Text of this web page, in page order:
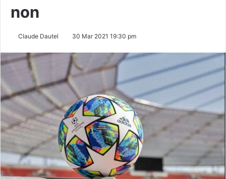
non
Claude Dautel 30 Mar 2021 19:30 pm